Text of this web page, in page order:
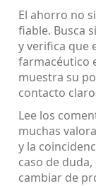
El ahorro no
fiable. Busca
y verifica que
farmacéutico
muestra su
contacto
Lee los
muchas
y la
caso de
cambiar de